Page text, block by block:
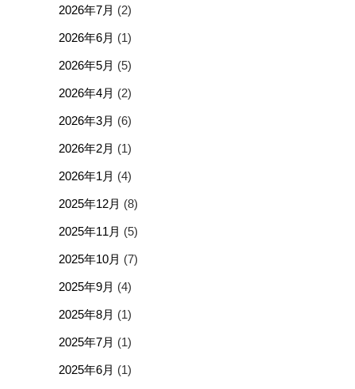
2026年7月 (2)
2026年6月 (1)
2026年5月 (5)
2026年4月 (2)
2026年3月 (6)
2026年2月 (1)
2026年1月 (4)
2025年12月 (8)
2025年11月 (5)
2025年10月 (7)
2025年9月 (4)
2025年8月 (1)
2025年7月 (1)
2025年6月 (1)